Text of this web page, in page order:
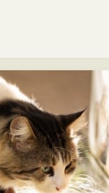
)
med.
vet.
Med.
vet.
Späni